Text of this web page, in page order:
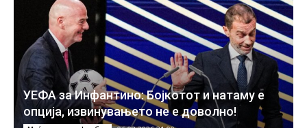
УЕФА за Инфантино: Бојкотот и натаму е
опција, извинувањето не е доволно!